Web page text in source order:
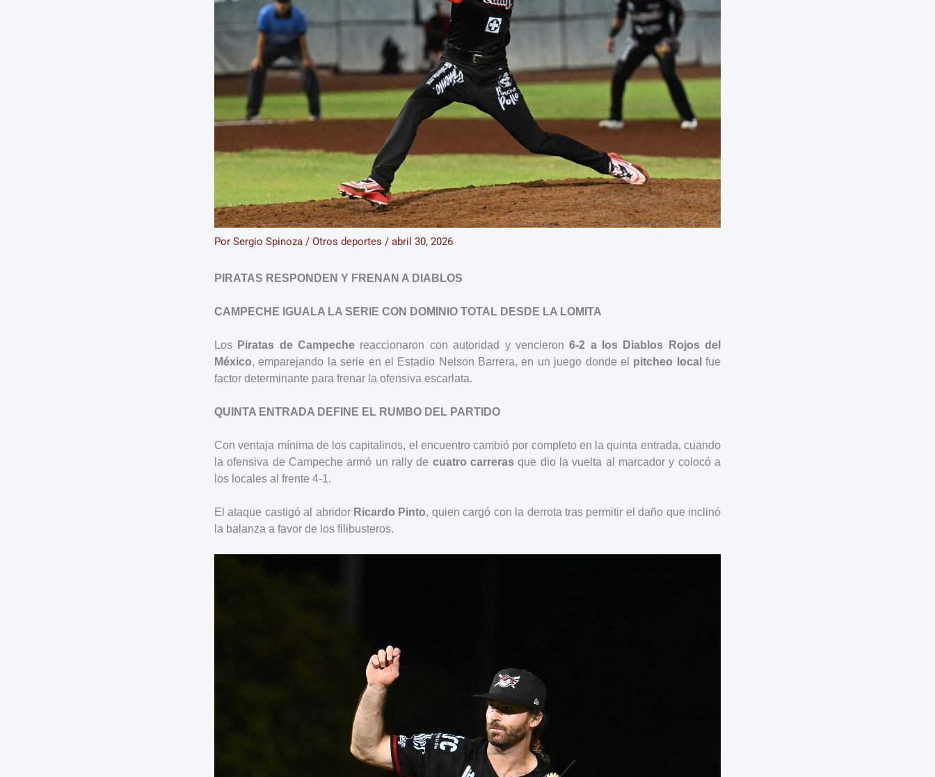
Por Sergio Spinoza / Otros deportes / abril 30, 2026
PIRATAS RESPONDEN Y FRENAN A DIABLOS
CAMPECHE IGUALA LA SERIE CON DOMINIO TOTAL DESDE LA LOMITA
Los Piratas de Campeche reaccionaron con autoridad y vencieron6-2 a los Diablos Rojos del
México, emparejando la serie en el Estadio Nelson Barrera, en un juego donde el pitcheo local fue
factor determinante para frenar la ofensiva escarlata.
QUINTA ENTRADA DEFINE EL RUMBO DEL PARTIDO
Con ventaja mínima de los capitalinos, el encuentro cambió por completo en la quinta entrada, cuando
la ofensiva de Campeche armó un rally de cuatro carreras que dio la vuelta al marcador y colocó a
los locales al frente 4-1.
El ataque castigó al abridor Ricardo Pinto, quien cargó con la derrota tras permitir el daño que inclinó
la balanza a favor de los filibusteros.